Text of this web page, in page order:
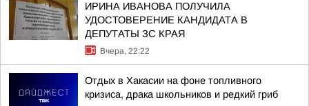
ИРИНА ИВАНОВА ПОЛУЧИЛА
УДОСТОВЕРЕНИЕ КАНДИДАТА В
ДЕПУТАТЫ ЗС КРАЯ
Вчера, 22:22
Отдых в Хакасии на фоне топливного
кризиса, драка школьников и редкий гриб